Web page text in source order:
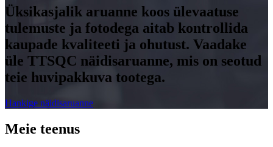
Üksikasjalik aruanne koos ülevaatuse
tulemuste ja fotodega aitab kontrollida
kaupade kvaliteeti ja ohutust. Vaadake
üle TTSQC näidisaruanne, mis on seotud
teie huvipakkuva tootega.
Hankige näidisaruanne
Meie teenus